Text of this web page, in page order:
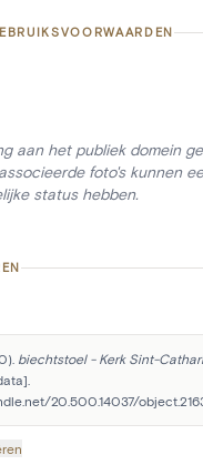
aan het publiek domein
foto's kunnen
status hebben.
biechtstoel - Kerk Sint-
20.500.14037/